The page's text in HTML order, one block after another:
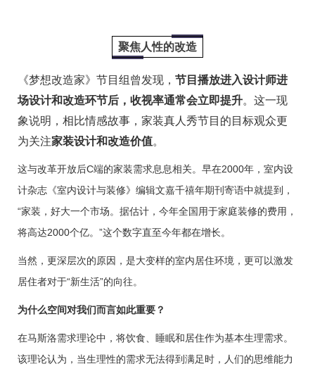
聚焦人性的改造
《梦想改造家》节目组曾发现， 节目播放进入设计师进
场设计和改造环节后，收视率通常会立即提升。这一现
象说明，相比情感故事，家装真人秀节目的目标观众更
为关注家装设计和改造价值。
这与改革开放后C端的家装需求息息相关。早在2000年，室内设
计杂志《室内设计与装修》编辑文嘉千禧年期刊寄语中就提到，
“家装，好大一个市场。据估计，今年全国用于家庭装修的费用，
将高达2000个亿。”这个数字直至今年都在增长。
当然，更深层次的原因，是大变样的室内居住环境，更可以激发
居住者对于“新生活”的向往。
为什么空间对我们而言如此重要？
在马斯洛需求理论中，将饮食、睡眠和居住作为基本生理需求。
该理论认为，当生理性的需求无法得到满足时，人们的思维能力